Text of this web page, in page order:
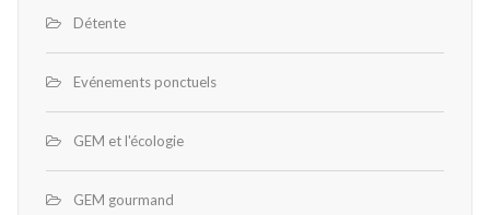
Détente
Evénements ponctuels
GEM et l'écologie
GEM gourmand